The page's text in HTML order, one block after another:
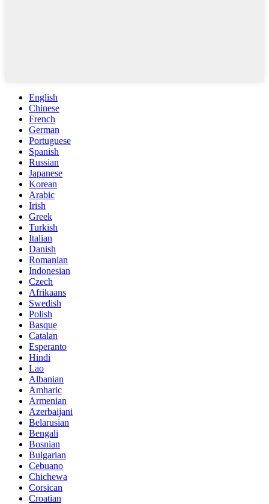
English
Chinese
French
German
Portuguese
Spanish
Russian
Japanese
Korean
Arabic
Irish
Greek
Turkish
Italian
Danish
Romanian
Indonesian
Czech
Afrikaans
Swedish
Polish
Basque
Catalan
Esperanto
Hindi
Lao
Albanian
Amharic
Armenian
Azerbaijani
Belarusian
Bengali
Bosnian
Bulgarian
Cebuano
Chichewa
Corsican
Croatian